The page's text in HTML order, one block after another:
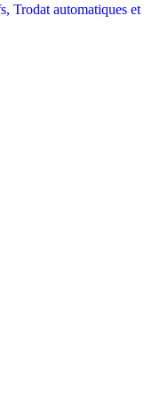
Trodat automatiques et